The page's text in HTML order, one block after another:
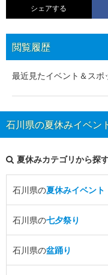
シェアする
閲覧履歴
最近見たイベント＆スポ
石川県の夏休みイベン
夏休みカテゴリから探
石川県の夏休みイベント
石川県の七夕祭り
石川県の盆踊り